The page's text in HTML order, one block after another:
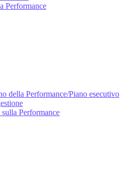
Performance
della Performance/Piano esecutivo
Performance